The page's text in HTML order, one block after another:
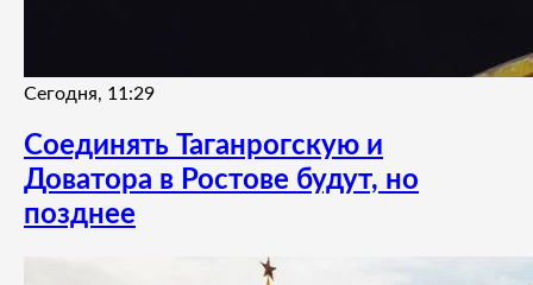
Сегодня, 11:29
Соединять Таганрогскую и
Доватора в Ростове будут, но
позднее